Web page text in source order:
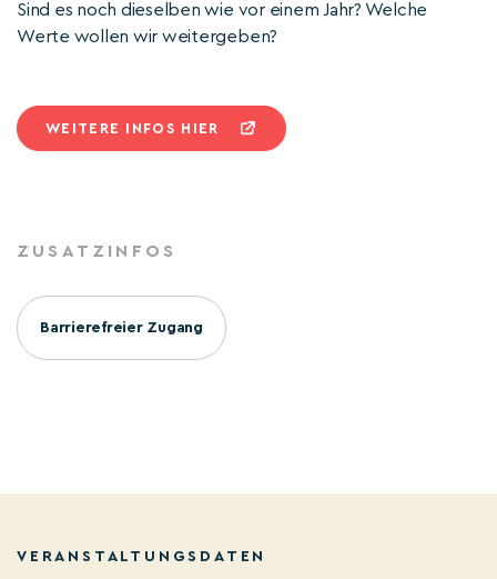
Sind es noch dieselben wie vor einem Jahr? Welche
Werte wollen wir weitergeben?
WEITERE INFOS HIER
ZUSATZINFOS
Barrierefreier Zugang
VERANSTALTUNGSDATEN